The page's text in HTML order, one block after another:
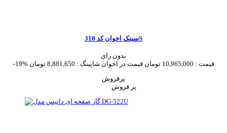
سینک اخوان کد 310S
بدون رای
-19%
قیمت : 10,965,000 تومان قیمت در اخوان شاپینگ : 8,881,650 تومان
پرفروش